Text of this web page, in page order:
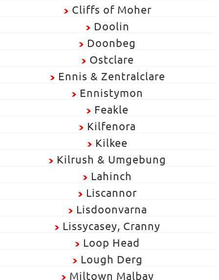
Cliffs of Moher
Doolin
Doonbeg
Ostclare
Ennis & Zentralclare
Ennistymon
Feakle
Kilfenora
Kilkee
Kilrush & Umgebung
Lahinch
Liscannor
Lisdoonvarna
Lissycasey, Cranny
Loop Head
Lough Derg
Miltown Malbay